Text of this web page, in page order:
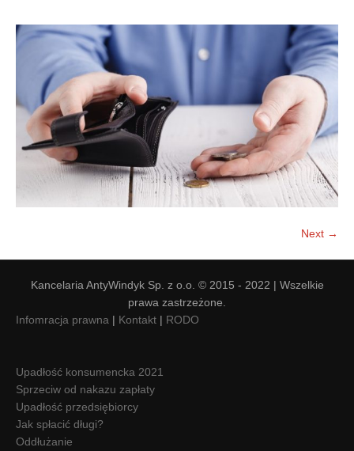
Doradztwo prawne
Doradztwo & konsulting
Negocjacje z wierzycielami
Doradztwo & konsulting
Next →
Kancelaria AntyWindyk Sp. z o.o. © 2015 - 2022 | Wszelkie
prawa zastrzeżone.
Infomracja prawna | Kontakt | RODO
Upadłość konsumencka 2021
Sprzeciw od nakazu zapłaty
Upadłość przedsiębiorcy
Jak spłacić długi?
Oddłużanie